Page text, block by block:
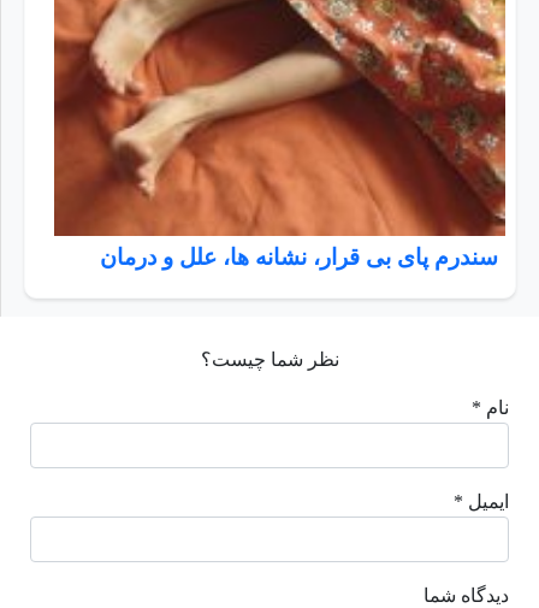
سندرم پای بی قرار، نشانه ها، علل و درمان
نظر شما چیست؟
نام *
ایمیل *
دیدگاه شما